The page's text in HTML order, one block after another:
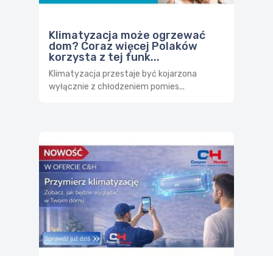
Klimatyzacja może ogrzewać
dom? Coraz więcej Polaków
korzysta z tej funk...
Klimatyzacja przestaje być kojarzona
wyłącznie z chłodzeniem pomies...